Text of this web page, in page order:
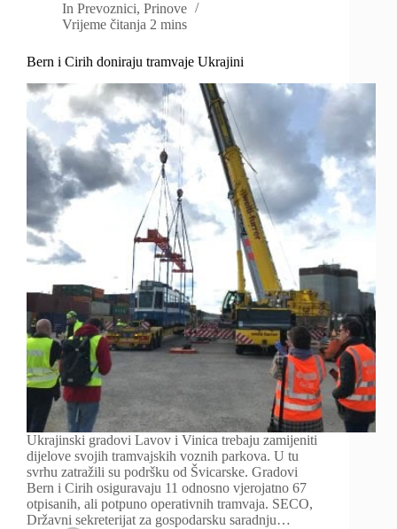
In Prevoznici,Prinove
Vrijeme čitanja 2 mins
Bern i Cirih doniraju tramvaje Ukrajini
Ukrajinski gradovi Lavov i Vinica trebaju zamijeniti
dijelove svojih tramvajskih voznih parkova. U tu
svrhu zatražili su podršku od Švicarske. Gradovi
Bern i Cirih osiguravaju 11 odnosno vjerojatno 67
otpisanih, ali potpuno operativnih tramvaja. SECO,
Državni sekreterijat za gospodarsku saradnju…